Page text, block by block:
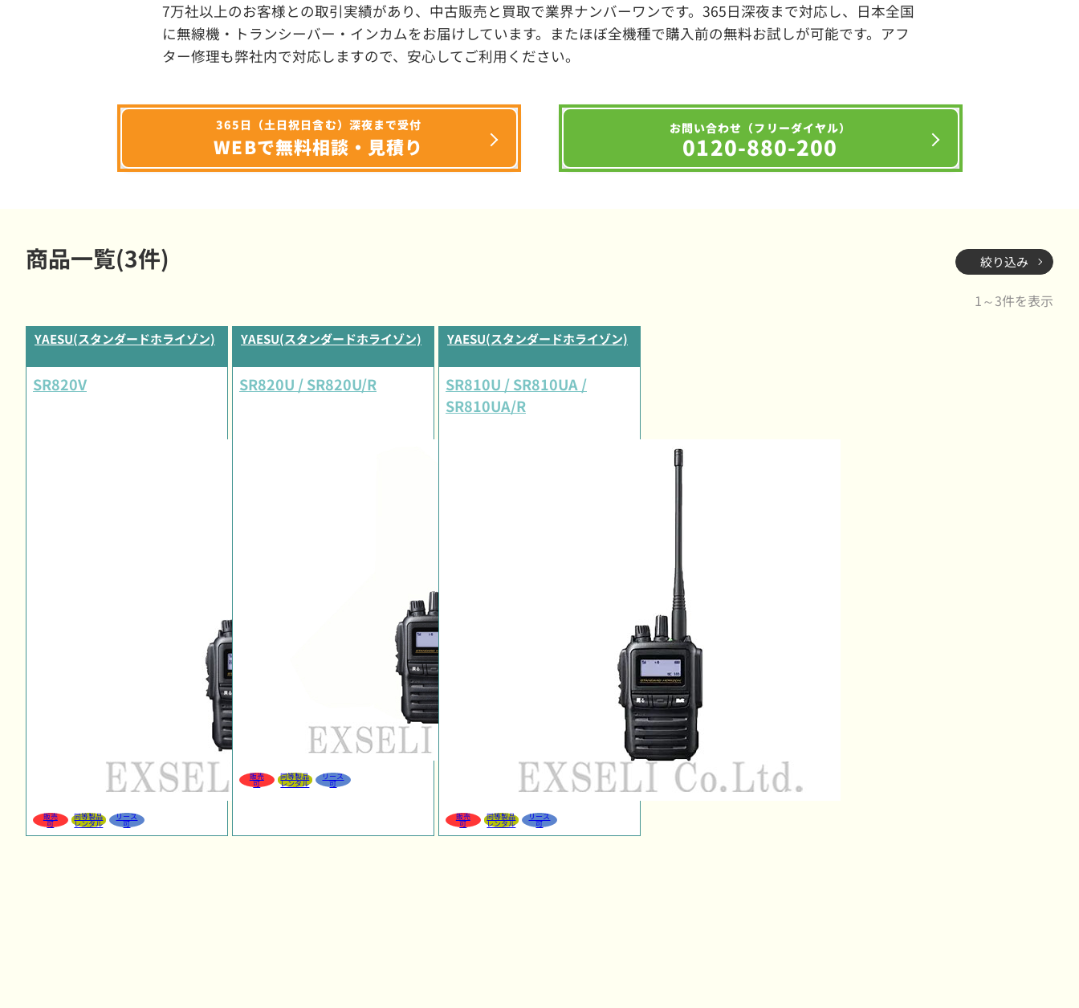
7万社以上のお客様との取引実績があり、中古販売と買取で業界ナンバーワンです。365日深夜まで対応し、日本全国
に無線機・トランシーバー・インカムをお届けしています。またほぼ全機種で購入前の無料お試しが可能です。アフ
ター修理も弊社内で対応しますので、安心してご利用ください。
365日（土日祝日含む）深夜まで受付
WEBで無料相談・見積り
お問い合わせ（フリーダイヤル）
0120-880-200
商品一覧(3件) 絞り込み
1～3件を表示
YAESU(スタンダードホライゾン)
SR820V
販売
可
同等製品
レンタル
リース
可
YAESU(スタンダードホライゾン)
SR820U / SR820U/R
販売
可
同等製品
レンタル
リース
可
YAESU(スタンダードホライゾン)
SR810U / SR810UA /
SR810UA/R
販売
可
同等製品
レンタル
リース
可